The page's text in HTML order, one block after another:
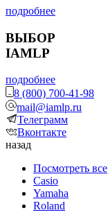
подробнее
ВЫБОР
IAMLP
подробнее
8 (800) 700-41-98
mail@iamlp.ru
Телеграмм
Вконтакте
назад
Посмотреть все
Casio
Yamaha
Roland